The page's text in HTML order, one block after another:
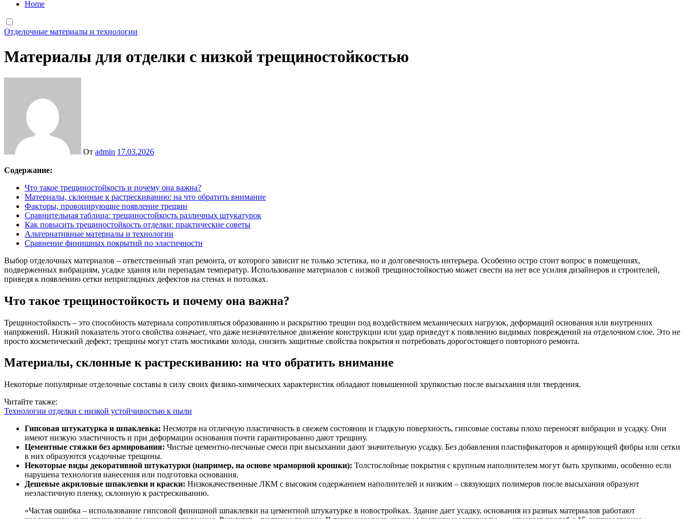
Home
Отделочные материалы и технологии
Материалы для отделки с низкой трещиностойкостью
От admin 17.03.2026
Содержание:
Что такое трещиностойкость и почему она важна?
Материалы, склонные к растрескиванию: на что обратить внимание
Факторы, провоцирующие появление трещин
Сравнительная таблица: трещиностойкость различных штукатурок
Как повысить трещиностойкость отделки: практические советы
Альтернативные материалы и технологии
Сравнение финишных покрытий по эластичности
Выбор отделочных материалов – ответственный этап ремонта, от которого зависит не только эстетика, но и долговечность интерьера. Особенно остро стоит вопрос в помещениях,
подверженных вибрациям, усадке здания или перепадам температур. Использование материалов с низкой трещиностойкостью может свести на нет все усилия дизайнеров и строителей,
приведя к появлению сетки неприглядных дефектов на стенах и потолках.
Что такое трещиностойкость и почему она важна?
Трещиностойкость – это способность материала сопротивляться образованию и раскрытию трещин под воздействием механических нагрузок, деформаций основания или внутренних
напряжений. Низкий показатель этого свойства означает, что даже незначительное движение конструкции или удар приведут к появлению видимых повреждений на отделочном слое. Это не
просто косметический дефект; трещины могут стать мостиками холода, снизить защитные свойства покрытия и потребовать дорогостоящего повторного ремонта.
Материалы, склонные к растрескиванию: на что обратить внимание
Некоторые популярные отделочные составы в силу своих физико-химических характеристик обладают повышенной хрупкостью после высыхания или твердения.
Читайте также:
Технологии отделки с низкой устойчивостью к пыли
Гипсовая штукатурка и шпаклевка: Несмотря на отличную пластичность в свежем состоянии и гладкую поверхность, гипсовые составы плохо переносят вибрации и усадку. Они
имеют низкую эластичность и при деформации основания почти гарантированно дают трещину.
Цементные стяжки без армирования: Чистые цементно-песчаные смеси при высыхании дают значительную усадку. Без добавления пластификаторов и армирующей фибры или сетки
в них образуются усадочные трещины.
Некоторые виды декоративной штукатурки (например, на основе мраморной крошки): Толстослойные покрытия с крупным наполнителем могут быть хрупкими, особенно если
нарушена технология нанесения или подготовка основания.
Дешевые акриловые шпаклевки и краски: Низкокачественные ЛКМ с высоким содержанием наполнителей и низким – связующих полимеров после высыхания образуют
неэластичную пленку, склонную к растрескиванию.
«Частая ошибка – использование гипсовой финишной шпаклевки на цементной штукатурке в новостройках. Здание дает усадку, основания из разных материалов работают